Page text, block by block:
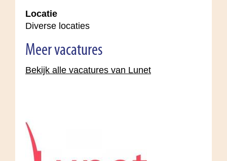
Locatie
Diverse locaties
Meer vacatures
Bekijk alle vacatures van Lunet